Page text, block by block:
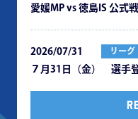
愛媛MP vs 徳島IS 公式
2026/07/31 リーグ
７月31日（金） 選手